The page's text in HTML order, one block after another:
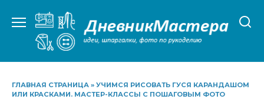
содержанию
ГЛАВНАЯ СТРАНИЦА » УЧИМСЯ РИСОВАТЬ ГУСЯ КАРАНДАШОМ
ИЛИ КРАСКАМИ. МАСТЕР-КЛАССЫ С ПОШАГОВЫМ ФОТО